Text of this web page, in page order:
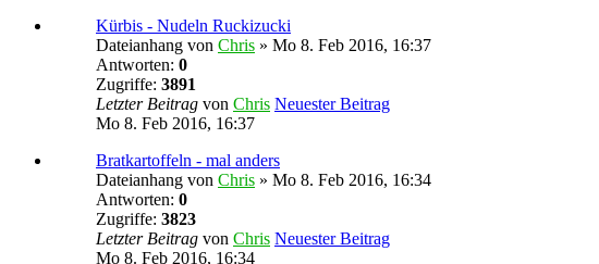
Kürbis - Nudeln Ruckizucki
Dateianhang von Chris » Mo 8. Feb 2016, 16:37
Antworten: 0
Zugriffe: 3891
Letzter Beitrag von Chris Neuester Beitrag
Mo 8. Feb 2016, 16:37
Bratkartoffeln - mal anders
Dateianhang von Chris » Mo 8. Feb 2016, 16:34
Antworten: 0
Zugriffe: 3823
Letzter Beitrag von Chris Neuester Beitrag
Mo 8. Feb 2016, 16:34